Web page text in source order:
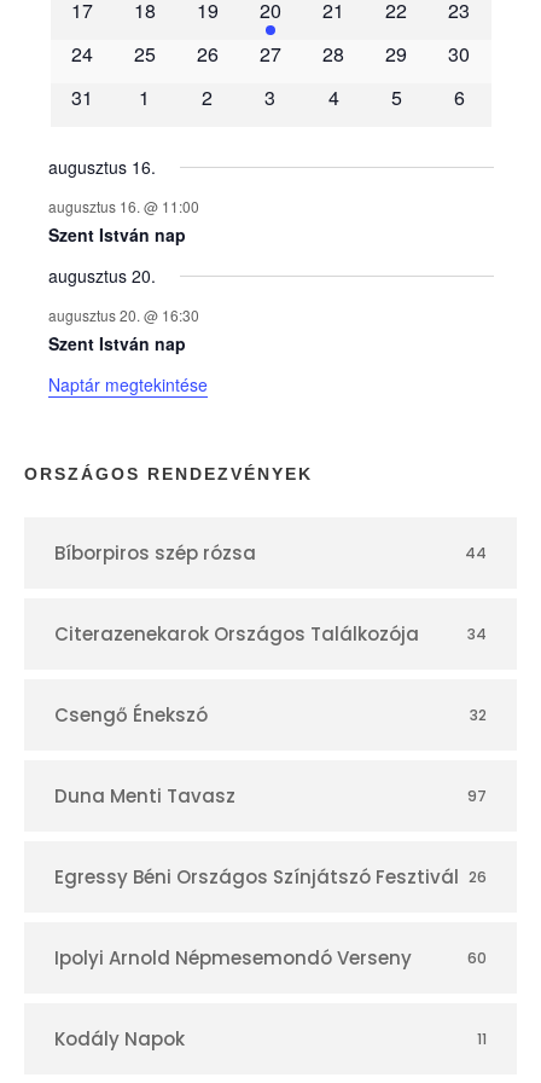
é
n
y
e
k
n
a
p
r
17
18 19 20 21 22
23
24
25 26 27 28 29
30
31
1 2 3 4 5 6
augusztus 16.
augusztus 16. @ 11:00
Szent István nap
augusztus 20.
augusztus 20. @ 16:30
Szent István nap
Naptár megtekintése
ORSZÁGOS RENDEZVÉNYEK
Bíborpiros szép rózsa 44
Citerazenekarok Országos Találkozója 34
Csengő Énekszó 32
Duna Menti Tavasz 97
Egressy Béni Országos Színjátszó Fesztivál 26
Ipolyi Arnold Népmesemondó Verseny 60
Kodály Napok 11